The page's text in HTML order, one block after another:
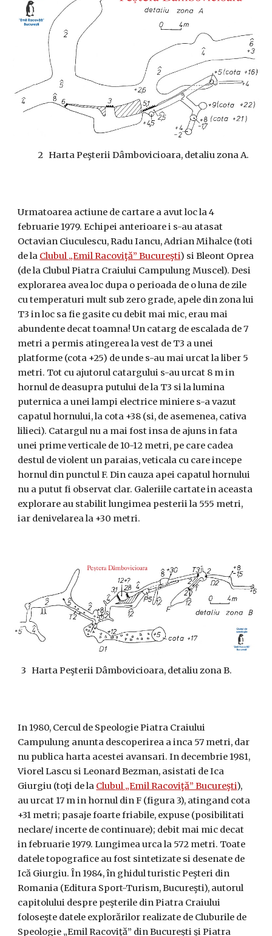
2 Harta Peşterii Dâmbovicioara, detaliu zona A.
Urmatoarea actiune de cartare a avut loc la 4
februarie 1979. Echipei anterioare i s-au atasat
Octavian Ciuculescu, Radu Iancu, Adrian Mihalce (toti
de la Clubul „Emil Racoviţă” Bucureşti) si Bleont Oprea
(de la Clubul Piatra Craiului Campulung Muscel). Desi
explorarea avea loc dupa o perioada de o luna de zile
cu temperaturi mult sub zero grade, apele din zona lui
T3 in loc sa fie gasite cu debit mai mic, erau mai
abundente decat toamna! Un catarg de escalada de 7
metri a permis atingerea la vest de T3 a unei
platforme (cota +25) de unde s-au mai urcat la liber 5
metri. Tot cu ajutorul catargului s-au urcat 8 m in
hornul de deasupra putului de la T3 si la lumina
puternica a unei lampi electrice miniere s-a vazut
capatul hornului, la cota +38 (si, de asemenea, cativa
lilieci). Catargul nu a mai fost insa de ajuns in fata
unei prime verticale de 10-12 metri, pe care cadea
destul de violent un paraias, veticala cu care incepe
hornul din punctul F. Din cauza apei capatul hornului
nu a putut fi observat clar. Galeriile cartate in aceasta
explorare au stabilit lungimea pesterii la 555 metri,
iar denivelarea la +30 metri.
3 Harta Peşterii Dâmbovicioara, detaliu zona B.
In 1980, Cercul de Speologie Piatra Craiului
Campulung anunta descoperirea a inca 57 metri, dar
nu publica harta acestei avansari. In decembrie 1981,
Viorel Lascu si Leonard Bezman, asistati de Ica
Giurgiu (toţi de la Clubul „Emil Racoviţă” Bucureşti),
au urcat 17 m in hornul din F (figura 3), atingand cota
+31 metri; pasaje foarte friabile, expuse (posibilitati
neclare/ incerte de continuare); debit mai mic decat
in februarie 1979. Lungimea urca la 572 metri. Toate
datele topografice au fost sintetizate si desenate de
Ică Giurgiu. În 1984, în ghidul turistic Peşteri din
Romania (Editura Sport-Turism, Bucureşti), autorul
capitolului despre peşterile din Piatra Craiului
foloseşte datele explorărilor realizate de Cluburile de
Speologie „Emil Racoviţă” din Bucureşti şi Piatra